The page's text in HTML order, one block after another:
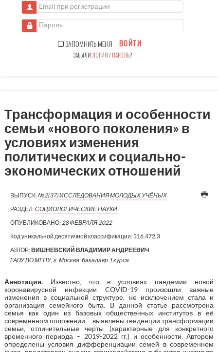
Email при регистрации
Пароль
ЗАПОМНИТЬ МЕНЯ ВОЙТИ
ЗАБЫЛИ ЛОГИН/ПАРОЛЬ?
Трансформация и особенности
семьи «нового поколения» в
условиях изменения
политических и социально-
экономических отношений
ВЫПУСК:№2(37) ИССЛЕДОВАНИЯ МОЛОДЫХ УЧЁНЫХ
РАЗДЕЛ:СОЦИОЛОГИЧЕСКИЕ НАУКИ
ОПУБЛИКОВАНО: 28 ФЕВРАЛЯ 2022
Код уникальной десятичной классификации: 316.472.3
АВТОР:ВИШНЕВСКИЙ ВЛАДИМИР АНДРЕЕВИЧ
ГАОУ ВО МГПУ, г. Москва, бакалавр 1 курса
Аннотация.Известно, что в условиях пандемии новой
коронавирусной инфекции COVID-19 произошли важные
изменения в социальной структуре, не исключением стала и
организация семейного быта. В данной статье рассмотрена
семья как один из базовых общественных институтов в её
современном положении – выявлены тенденции трансформации
семьи, отличительные черты (характерные для конкретного
временного периода – 2019-2022 гг.) и особенности. Автором
определены условия дифференциации семей в современном